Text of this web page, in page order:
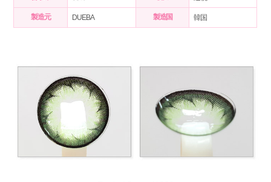
製造元 DUEBA 製造国 韓国